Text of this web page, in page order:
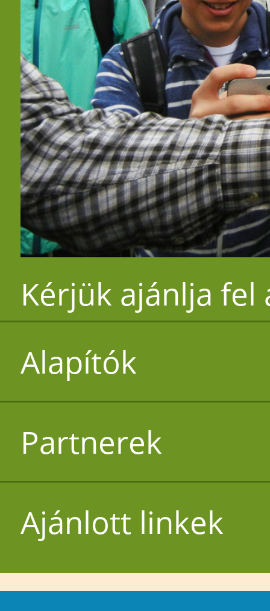
Kérjük ajánlja fel
Alapítók
Partnerek
Ajánlott linkek